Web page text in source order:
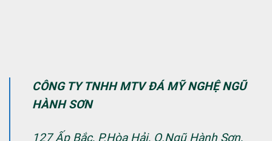
CÔNG TY TNHH MTV ĐÁ MỸ NGHỆ NGŨ
HÀNH SƠN
127 Ấp Bắc, P.Hòa Hải, Q.Ngũ Hành Sơn,